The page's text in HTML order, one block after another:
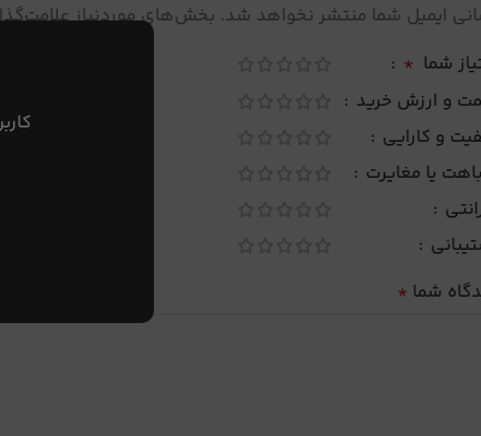
ایمیل شما منتشر نخواهد شد. بخش‌های موردنیاز
شما *
و ارزش خرید
و کارایی
یا مغایرت
شما *